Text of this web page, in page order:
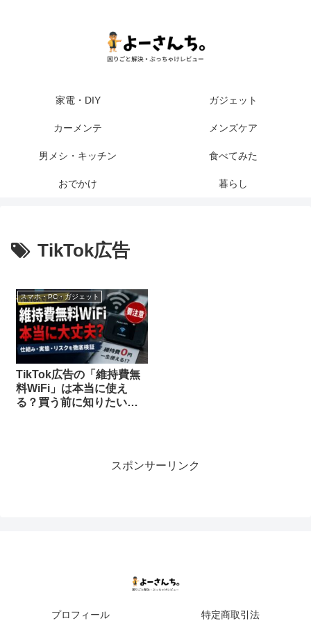
家電・DIY ガジェット
カーメンテ メンズケア
男メシ・キッチン 食べてみた
おでかけ 暮らし
TikTok広告
スマホ・PC・ガジェット
TikTok広告の「維持費無
料WiFi」は本当に使え
る？買う前に知りたい危
スポンサーリンク
プロフィール 特定商取引法